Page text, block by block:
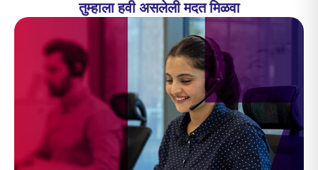
तुम्हाला हवी असलेली मदत मिळवा